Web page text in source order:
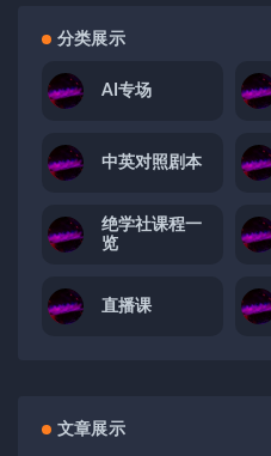
分类展示
AI专场
中英对照剧本
绝学社课程一
览
直播课
文章展示